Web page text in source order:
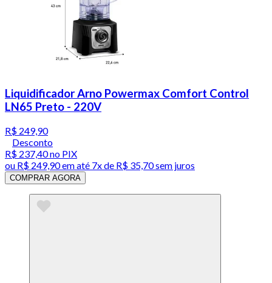
Liquidificador Arno Powermax Comfort Control
LN65 Preto - 220V
R$ 249,90
Desconto
R$ 237,40no PIX
ou R$ 249,90em até 7x de R$ 35,70 sem juros
COMPRAR AGORA